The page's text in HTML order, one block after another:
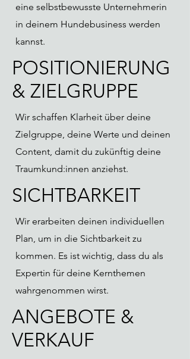
eine selbstbewusste Unternehmerin
in deinem Hundebusiness werden
kannst.
POSITIONIERUNG
& ZIELGRUPPE
Wir schaffen Klarheit über deine
Zielgruppe, deine Werte und deinen
Content, damit du zukünftig deine
Traumkund:innen anziehst.
SICHTBARKEIT
Wir erarbeiten deinen individuellen
Plan, um in die Sichtbarkeit zu
kommen. Es ist wichtig, dass du als
Expertin für deine Kernthemen
wahrgenommen wirst.
ANGEBOTE &
VERKAUF